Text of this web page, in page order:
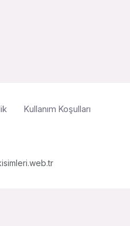
Kullanım Koşulları